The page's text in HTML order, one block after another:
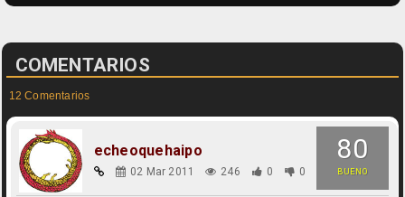
COMENTARIOS
12 Comentarios
80
BUENO
echeoquehaipo
02 Mar 2011 246 0 0